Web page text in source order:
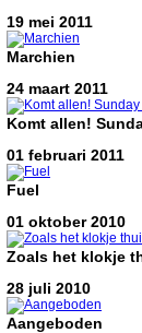
19 mei 2011
Marchien
24 maart 2011
Komt allen!
01 februari 2011
Fuel
01 oktober 2010
Zoals het klokje
28 juli 2010
Aangeboden